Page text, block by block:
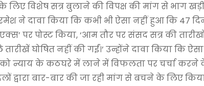
लिए विशेष सत्र बुलाने की विपक्ष की मांग से भाग
ने दावा किया कि कभी भी ऐसा नहीं हुआ कि 47
पर पोस्ट किया, ‘आम तौर पर संसद सत्र की
तारीखें घोषित नहीं की गईं।’ उन्होंने दावा किया
न्याय के कठघरे में लाने में विफलता पर चर्चा करने
बार-बार की जा रही मांग से बचने के लिए